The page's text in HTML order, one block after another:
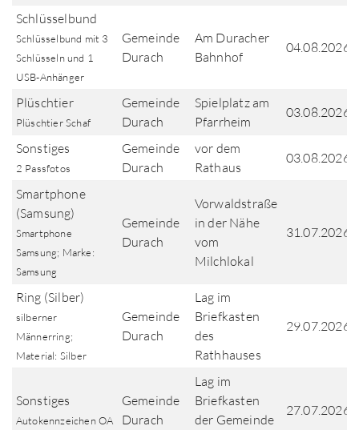
Schlüsselbund
Schlüsselbund mit 3
Schlüsseln und 1
USB-Anhänger
Gemeinde
Durach
Am Duracher
Bahnhof
04.08.2026
Plüschtier
Plüschtier Schaf
Gemeinde
Durach
Spielplatz am
Pfarrheim
03.08.2026
Sonstiges
2 Passfotos
Gemeinde
Durach
vor dem
Rathaus
03.08.2026
Smartphone
(Samsung)
Smartphone
Samsung; Marke:
Samsung
Gemeinde
Durach
Vorwaldstraße
in der Nähe
vom
Milchlokal
31.07.2026
Ring (Silber)
silberner
Männerring;
Material: Silber
Gemeinde
Durach
Lag im
Briefkasten
des
Rathhauses
29.07.2026
Sonstiges
Autokennzeichen OA
Gemeinde
Durach
Lag im
Briefkasten
der Gemeinde
27.07.2026